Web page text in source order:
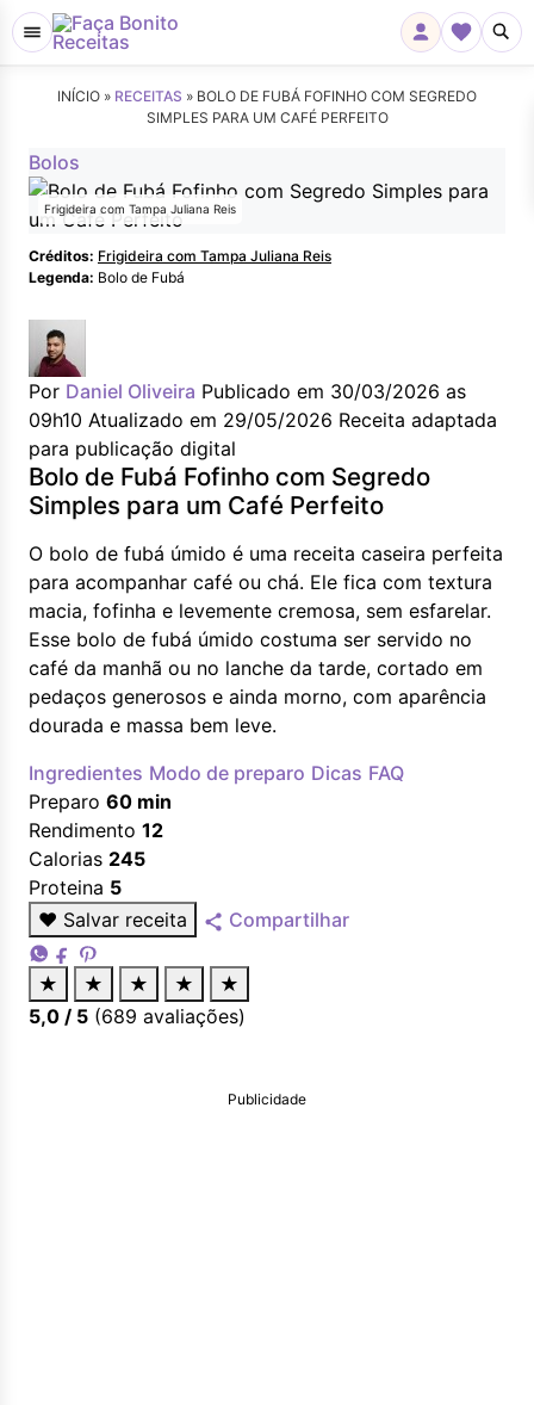
INÍCIO » RECEITAS » BOLO DE FUBÁ FOFINHO COM SEGREDO
SIMPLES PARA UM CAFÉ PERFEITO
Bolos
Frigideira com Tampa Juliana Reis
Créditos: Frigideira com Tampa Juliana Reis
Legenda: Bolo de Fubá
Por Daniel Oliveira Publicado em 30/03/2026 as
09h10 Atualizado em 29/05/2026 Receita adaptada
para publicação digital
Bolo de Fubá Fofinho com Segredo
Simples para um Café Perfeito
O bolo de fubá úmido é uma receita caseira perfeita
para acompanhar café ou chá. Ele fica com textura
macia, fofinha e levemente cremosa, sem esfarelar.
Esse bolo de fubá úmido costuma ser servido no
café da manhã ou no lanche da tarde, cortado em
pedaços generosos e ainda morno, com aparência
dourada e massa bem leve.
Ingredientes Modo de preparo Dicas FAQ
Preparo 60 min
Rendimento 12
Calorias 245
Proteina 5
♥ Salvar receita Compartilhar
★ ★ ★ ★
★
5,0 / 5 (689 avaliações)
Publicidade